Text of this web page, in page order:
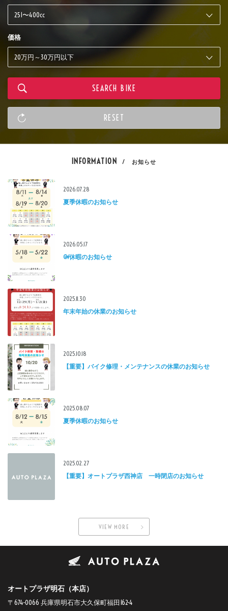
価格
INFORMATION / お知らせ
2026.07.28
夏季休暇のお知らせ
2026.05.17
GW休暇のお知らせ
2025.11.30
年末年始の休業のお知らせ
2025.10.18
【重要】バイク修理・メンテナンスの休業のお知らせ
2025.08.07
夏季休暇のお知らせ
2025.02.27
【重要】オートプラザ西神店 一時閉店のお知らせ
VIEW MORE
オートプラザ明石（本店）
〒674-0066 兵庫県明石市大久保町福田162-4